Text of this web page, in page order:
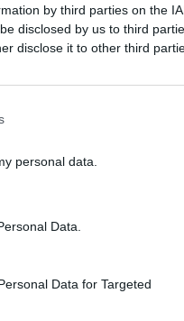
by third parties on the
disclosed by us to third
disclose it to other third
personal data.
Data.
Data for Targeted